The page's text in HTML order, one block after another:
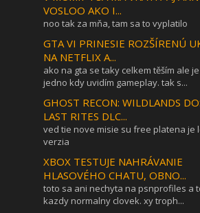
VOSLOO AKO I...
noo tak za mňa, tam sa to vyplatilo
GTA VI PRINESIE ROZŠÍRENÚ
NA NETFLIX A...
ako na gta se taky celkem těším ale
jedno kdy uvidím gameplay. tak s...
GHOST RECON: WILDLANDS
LAST RITES DLC...
ved tie nove misie su free platena je
verzia
XBOX TESTUJE NAHRÁVANIE
HLASOVÉHO CHATU, OBNO...
toto sa ani nechyta na psnprofiles a
kazdy normalny clovek. xy troph...